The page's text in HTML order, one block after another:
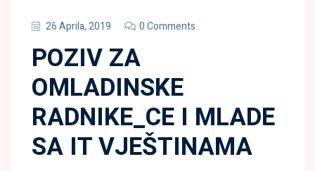
26 Aprila, 2019 0 Comments
POZIV ZA
OMLADINSKE
RADNIKE_CE I MLADE
SA IT VJEŠTINAMA